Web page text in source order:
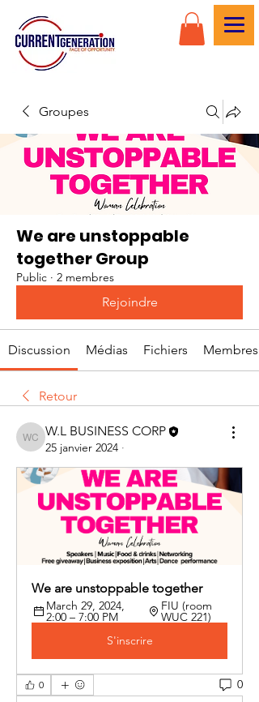
Groupes
We are unstoppable
together Group
Public · 2 membres
Rejoindre
Discussion Médias Fichiers Membres
Retour
W.L BUSINESS CORP
W.L BUSINESS CORP
25 janvier 2024 ·
We are unstoppable together
March 29, 2024,
2:00 – 7:00 PM
FIU (room
WUC 221)
S'inscrire
0 0